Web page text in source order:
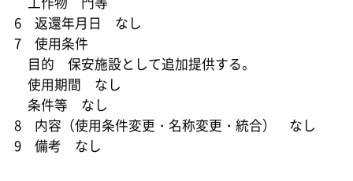
6 返還年月日 なし
7 使用条件
目的 保安施設として追加提供する。
使用期間 なし
条件等 なし
8 内容（使用条件変更・名称変更・統合） なし
9 備考 なし